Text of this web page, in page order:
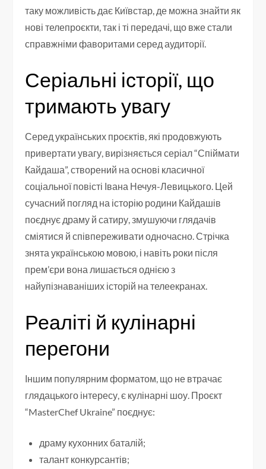
таку можливість дає Київстар, де можна знайти як
нові телепроєкти, так і ті передачі, що вже стали
справжніми фаворитами серед аудиторії.
Серіальні історії, що
тримають увагу
Серед українських проєктів, які продовжують
привертати увагу, вирізняється серіал “Спіймати
Кайдаша”, створений на основі класичної
соціальної повісті Івана Нечуя-Левицького. Цей
сучасний погляд на історію родини Кайдашів
поєднує драму й сатиру, змушуючи глядачів
сміятися й співпереживати одночасно. Стрічка
знята українською мовою, і навіть роки після
прем’єри вона лишається однією з
найупізнаваніших історій на телеекранах.
Реаліті й кулінарні
перегони
Іншим популярним форматом, що не втрачає
глядацького інтересу, є кулінарні шоу. Проєкт
“MasterChef Ukraine” поєднує:
драму кухонних баталій;
талант конкурсантів;